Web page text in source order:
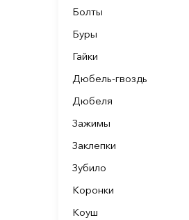
Болты
Буры
Гайки
Дюбель-гвоздь
Дюбеля
Зажимы
Заклепки
Зубило
Коронки
Коуш